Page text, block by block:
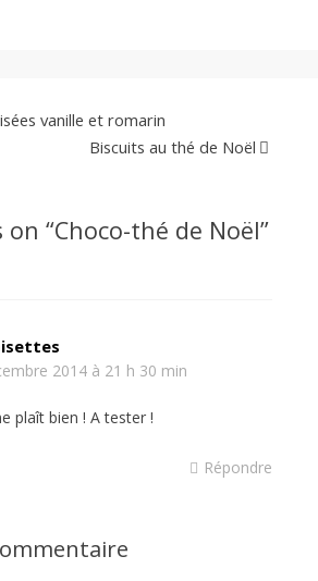
vanille et romarin
Biscuits au thé de Noël
“Choco-thé de Noël”
2014 à 21 h 30 min
plaît bien ! A tester !
Répondre